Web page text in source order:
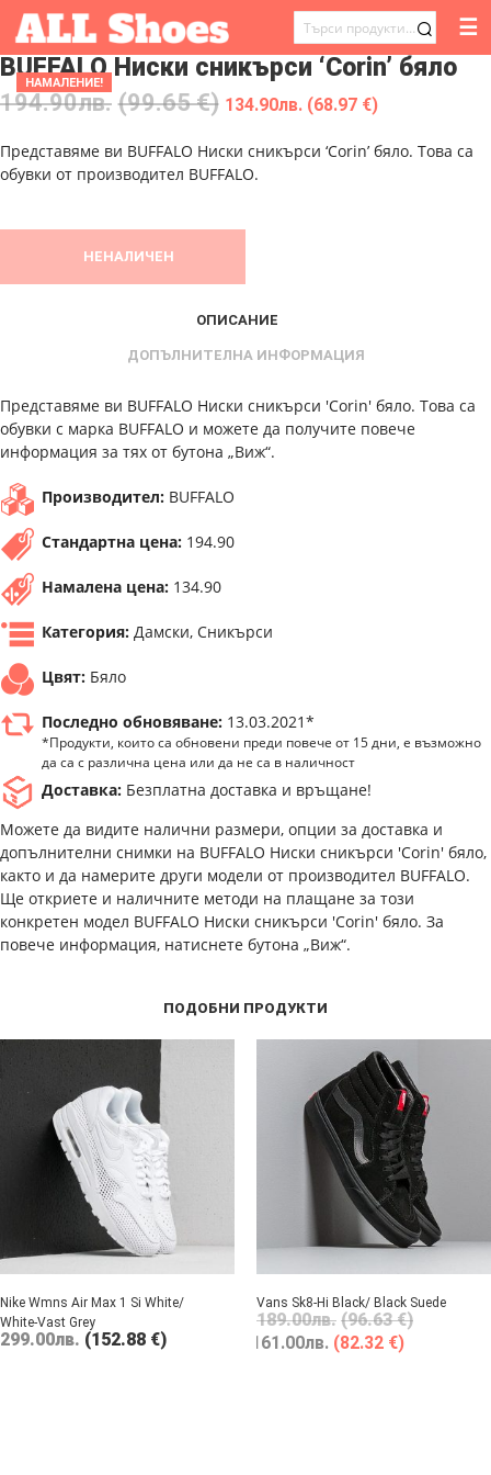
ТЪРСЕНЕ
ЗА:
☰
НАМАЛЕНИЕ!
BUFFALO Ниски сникърси ‘Corin’ бяло
194.90лв. (99.65 €) 134.90лв. (68.97 €)
Представяме ви BUFFALO Ниски сникърси ‘Corin’ бяло. Това са
обувки от производител BUFFALO.
НЕНАЛИЧЕН
ОПИСАНИЕ
ДОПЪЛНИТЕЛНА ИНФОРМАЦИЯ
Представяме ви BUFFALO Ниски сникърси 'Corin' бяло. Това са
обувки с марка BUFFALO и можете да получите повече
информация за тях от бутона „Виж“.
Производител: BUFFALO
Стандартна цена: 194.90
Намалена цена: 134.90
Категория: Дамски, Сникърси
Цвят: Бяло
Последно обновяване: 13.03.2021*
*Продукти, които са обновени преди повече от 15 дни, е възможно
да са с различна цена или да не са в наличност
Доставка: Безплатна доставка и връщане!
Можете да видите налични размери, опции за доставка и
допълнителни снимки на BUFFALO Ниски сникърси 'Corin' бяло,
както и да намерите други модели от производител BUFFALO.
Ще откриете и наличните методи на плащане за този
конкретен модел BUFFALO Ниски сникърси 'Corin' бяло. За
повече информация, натиснете бутона „Виж“.
ПОДОБНИ ПРОДУКТИ
Nike Wmns Air Max 1 Si White/
White-Vast Grey
299.00лв. (152.88 €)
Vans Sk8-Hi Black/ Black Suede
189.00лв. (96.63 €)
161.00лв. (82.32 €)